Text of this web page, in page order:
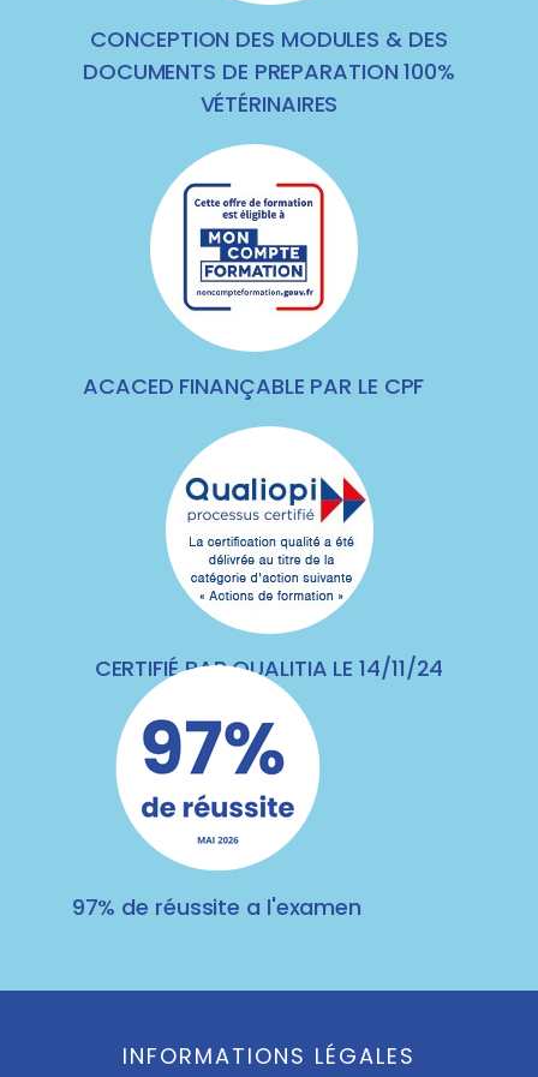
CONCEPTION DES MODULES & DES
DOCUMENTS DE PREPARATION 100%
VÉTÉRINAIRES
ACACED FINANÇABLE PAR LE CPF
CERTIFIÉ PAR QUALITIA LE 14/11/24
97% de réussite a l'examen
INFORMATIONS LÉGALES